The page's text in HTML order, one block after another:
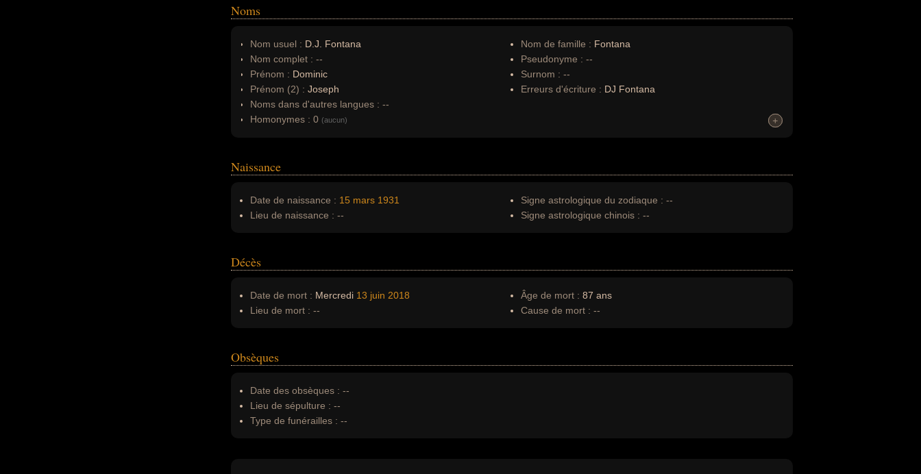
Noms
Nom usuel : D.J. Fontana
Nom complet : --
Prénom : Dominic
Prénom (2) : Joseph
Noms dans d'autres langues : --
Homonymes : 0 (aucun)
Nom de famille : Fontana
Pseudonyme : --
Surnom : --
Erreurs d'écriture : DJ Fontana
+
+
Naissance
Date de naissance : 15 mars 1931
Lieu de naissance : --
Signe astrologique du zodiaque : --
Signe astrologique chinois : --
Décès
Date de mort : Mercredi 13 juin 2018
Lieu de mort : --
Âge de mort : 87 ans
Cause de mort : --
Obsèques
Date des obsèques : --
Lieu de sépulture : --
Type de funérailles : --